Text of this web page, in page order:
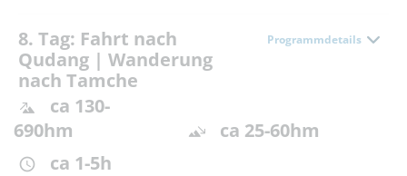
8. Tag: Fahrt nach
Qudang | Wanderung
nach Tamche
Programmdetails
ca 130-
690hm
ca 25-60hm
ca 1-5h